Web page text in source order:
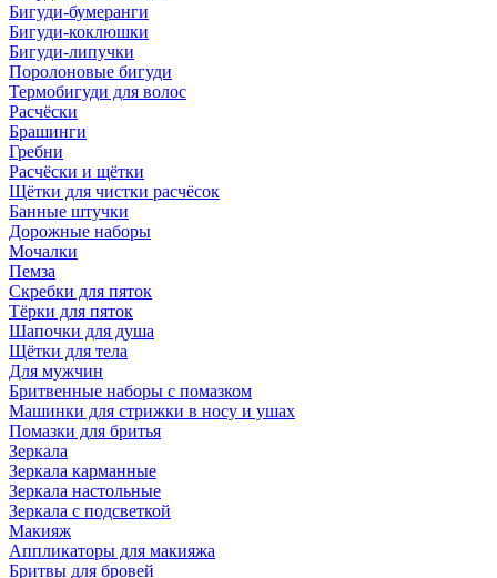
Бигуди-бумеранги
Бигуди-коклюшки
Бигуди-липучки
Поролоновые бигуди
Термобигуди для волос
Расчёски
Брашинги
Гребни
Расчёски и щётки
Щётки для чистки расчёсок
Банные штучки
Дорожные наборы
Мочалки
Пемза
Скребки для пяток
Тёрки для пяток
Шапочки для душа
Щётки для тела
Для мужчин
Бритвенные наборы с помазком
Машинки для стрижки в носу и ушах
Помазки для бритья
Зеркала
Зеркала карманные
Зеркала настольные
Зеркала с подсветкой
Макияж
Аппликаторы для макияжа
Бритвы для бровей